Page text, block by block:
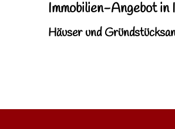
Immobilien-Angebot in
Häuser und